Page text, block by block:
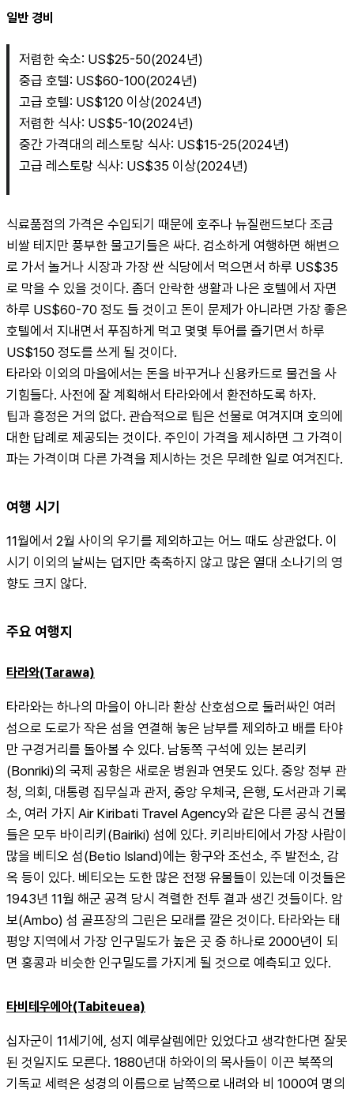
일반 경비
저렴한 숙소: US$25-50(2024년)
중급 호텔: US$60-100(2024년)
고급 호텔: US$120 이상(2024년)
저렴한 식사: US$5-10(2024년)
중간 가격대의 레스토랑 식사: US$15-25(2024년)
고급 레스토랑 식사: US$35 이상(2024년)
식료품점의 가격은 수입되기 때문에 호주나 뉴질랜드보다 조금
비쌀 테지만 풍부한 물고기들은 싸다. 검소하게 여행하면 해변으
로 가서 놀거나 시장과 가장 싼 식당에서 먹으면서 하루 US$35
로 막을 수 있을 것이다. 좀더 안락한 생활과 나은 호텔에서 자면
하루 US$60-70 정도 들 것이고 돈이 문제가 아니라면 가장 좋은
호텔에서 지내면서 푸짐하게 먹고 몇몇 투어를 즐기면서 하루
US$150 정도를 쓰게 될 것이다.
타라와 이외의 마을에서는 돈을 바꾸거나 신용카드로 물건을 사
기힘들다. 사전에 잘 계획해서 타라와에서 환전하도록 하자.
팁과 흥정은 거의 없다. 관습적으로 팁은 선물로 여겨지며 호의에
대한 답례로 제공되는 것이다. 주인이 가격을 제시하면 그 가격이
파는 가격이며 다른 가격을 제시하는 것은 무례한 일로 여겨진다.
여행 시기
11월에서 2월 사이의 우기를 제외하고는 어느 때도 상관없다. 이
시기 이외의 날씨는 덥지만 축축하지 않고 많은 열대 소나기의 영
향도 크지 않다.
주요 여행지
타라와(Tarawa)
타라와는 하나의 마을이 아니라 환상 산호섬으로 둘러싸인 여러
섬으로 도로가 작은 섬을 연결해 놓은 남부를 제외하고 배를 타야
만 구경거리를 돌아볼 수 있다. 남동쪽 구석에 있는 본리키
(Bonriki)의 국제 공항은 새로운 병원과 연못도 있다. 중앙 정부 관
청, 의회, 대통령 집무실과 관저, 중앙 우체국, 은행, 도서관과 기록
소, 여러 가지 Air Kiribati Travel Agency와 같은 다른 공식 건물
들은 모두 바이리키(Bairiki) 섬에 있다. 키리바티에서 가장 사람이
많을 베티오 섬(Betio Island)에는 항구와 조선소, 주 발전소, 감
옥 등이 있다. 베티오는 도한 많은 전쟁 유물들이 있는데 이것들은
1943년 11월 해군 공격 당시 격렬한 전투 결과 생긴 것들이다. 암
보(Ambo) 섬 골프장의 그린은 모래를 깔은 것이다. 타라와는 태
평양 지역에서 가장 인구밀도가 높은 곳 중 하나로 2000년이 되
면 홍콩과 비슷한 인구밀도를 가지게 될 것으로 예측되고 있다.
타비테우에아(Tabiteuea)
십자군이 11세기에, 성지 예루살렘에만 있었다고 생각한다면 잘못
된 것일지도 모른다. 1880년대 하와이의 목사들이 이끈 북쪽의
기독교 세력은 성경의 이름으로 남쪽으로 내려와 비 1000여 명의